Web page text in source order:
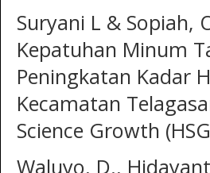
Suryani L & Sopiah,
Kepatuhan Minum
Peningkatan Kadar
Kecamatan
Science Growth
Waluyo, D.,